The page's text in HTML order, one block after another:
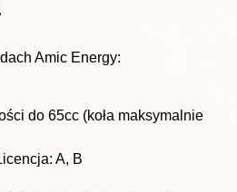
Amic Energy:
ci do 65cc (koła maksyma lnie
encja: A, B